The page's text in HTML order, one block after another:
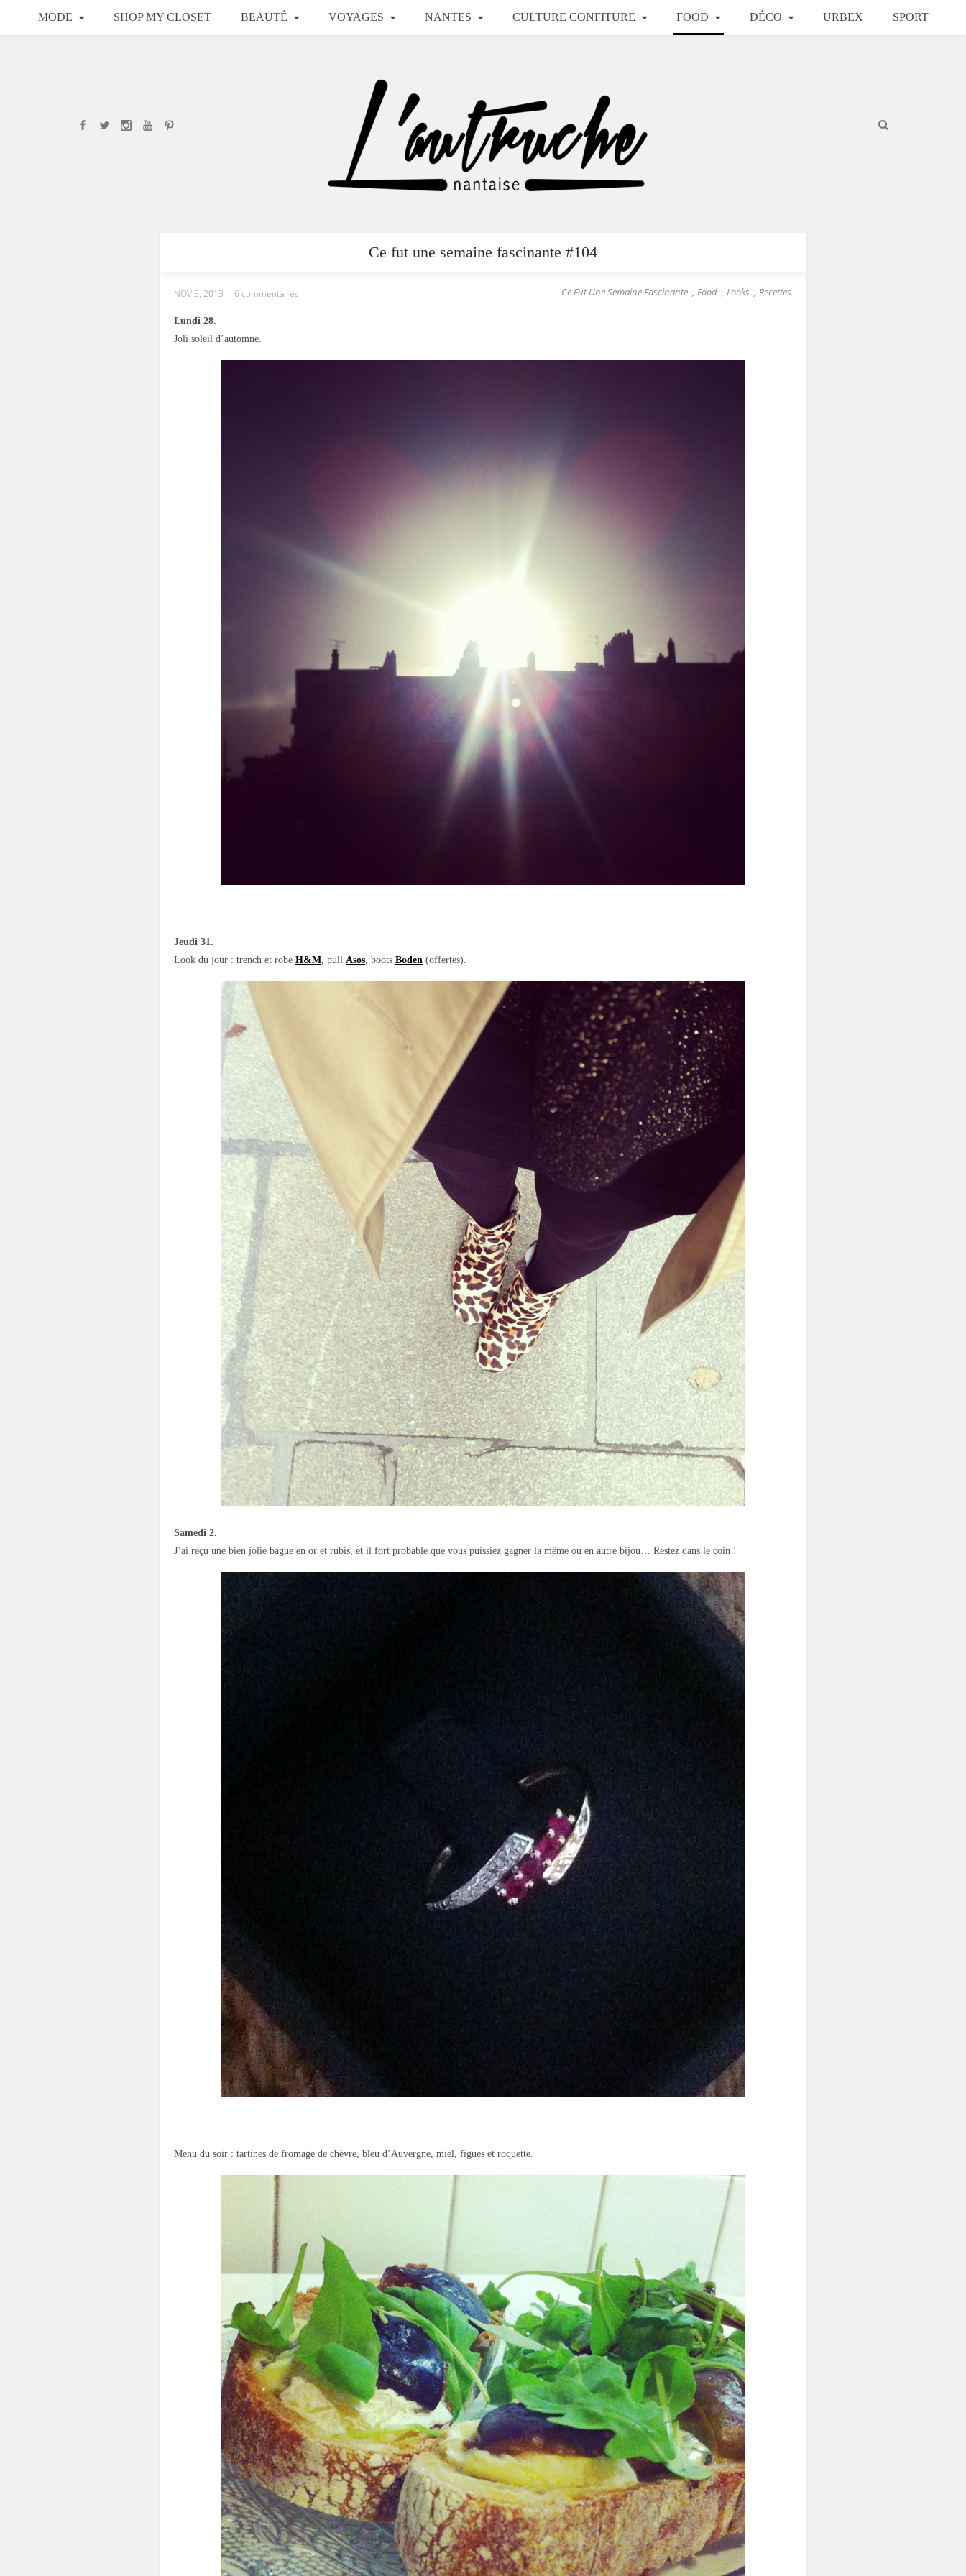
MODE SHOP MY CLOSET BEAUTÉ VOYAGES NANTES CULTURE CONFITURE FOOD DÉCO URBEX SPORT
Ce fut une semaine fascinante #104
Ce Fut Une Semaine Fascinante , Food , Looks , Recettes
NOV 3, 2013 6 commentaires
Lundi 28.
Joli soleil d’automne.
Jeudi 31.
Look du jour : trench et robe H&M, pull Asos, boots Boden (offertes).
Samedi 2.
J’ai reçu une bien jolie bague en or et rubis, et il fort probable que vous puissiez gagner la même ou en autre bijou… Restez dans le coin !
Menu du soir : tartines de fromage de chèvre, bleu d’Auvergne, miel, figues et roquette.